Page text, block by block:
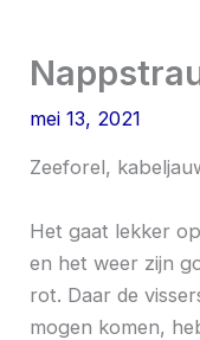
mei 13, 2021
Zeeforel,
Het gaat lekker
en het weer zijn
rot. Daar de
mogen komen,